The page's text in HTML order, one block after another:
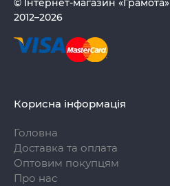
© Інтернет-магазин «Грамота»
2012–2026
Корисна інформація
Головна
Доставка та оплата
Оптовим покупцям
Про нас